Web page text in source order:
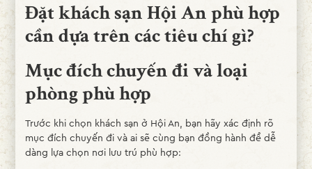
Đặt khách sạn Hội An phù hợp
cần dựa trên các tiêu chí gì?
Mục đích chuyến đi và loại
phòng phù hợp
Trước khi chọn khách sạn ở Hội An, bạn hãy xác định rõ
mục đích chuyến đi và ai sẽ cùng bạn đồng hành để dễ
dàng lựa chọn nơi lưu trú phù hợp: